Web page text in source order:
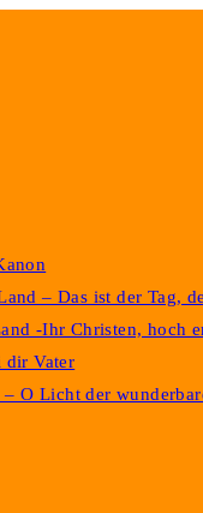
– Das ist der Tag,
-Ihr Christen, hoch
dir Vater
O Licht der